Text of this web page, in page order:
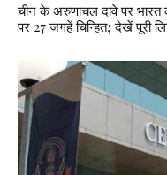
चीन के अरुणाचल दावे पर
पर 27 जगहें चिन्हित; देखें पूरी